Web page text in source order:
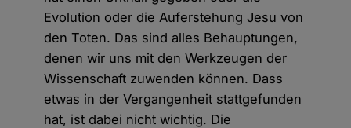
Evolution oder die Auferstehung Jesu von
den Toten. Das sind alles Behauptungen,
denen wir uns mit den Werkzeugen der
Wissenschaft zuwenden können. Dass
etwas in der Vergangenheit stattgefunden
hat, ist dabei nicht wichtig. Die